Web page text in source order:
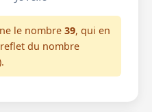
le nombre 39, qui en
du nombre